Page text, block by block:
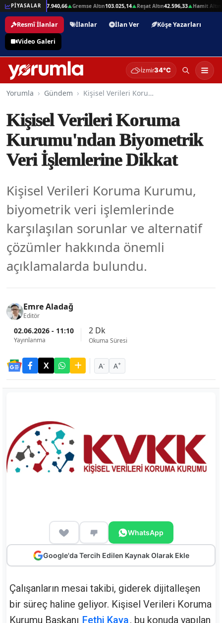
PİYASALAR
▲Beşli Altın207.940,66▲Gremse Altın103.025,14▲Reşat Altın42.596,33▲Hamit Altın
Resmî İlanlar İlanlar İlan Ver
Köşe Yazarları
Video Galeri
İzmir34°C
Yorumla Gündem Kişisel Verileri Koruma Kurumu'ndan Biyometrik Veri İşlemlerine Dikkat
Kişisel Verileri Koruma
Kurumu'ndan Biyometrik
Veri İşlemlerine Dikkat
Kişisel Verileri Koruma Kurumu,
biyometrik veri işlemlerinde
karşılaşılan sorunlar ve alternatif
çözümler hakkında önemli
açıklamalarda bulundu.
Emre Aladağ
Editör
02.06.2026 - 11:10
Yayınlanma
2 Dk
Okuma Süresi
A- A+
WhatsApp
Google'da Tercih Edilen Kaynak Olarak Ekle
Çalışanların mesai takibi, giderek dijitalleşen
bir süreç haline geliyor. Kişisel Verileri Koruma
Kurumu Başkanı Fethi Kaya, bu konuda yapılan